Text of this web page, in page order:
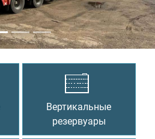
Вертикальные
резервуары